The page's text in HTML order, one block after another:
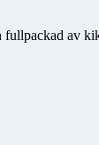
av